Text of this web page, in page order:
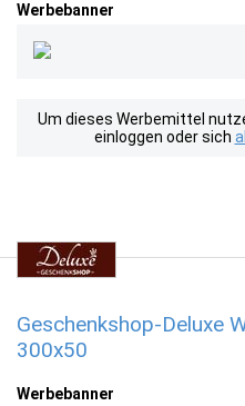
Werbebanner
Um dieses Werbemittel
einloggen oder sich
Geschenkshop-Deluxe
300x50
Werbebanner